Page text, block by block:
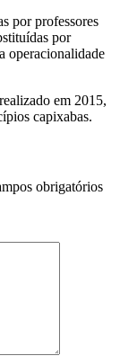
por professores
por
operacionalidade
em 2015,
capixabas.
obrigatórios